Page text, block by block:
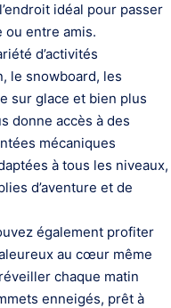
idéal pour passer
ou entre amis.
d’activités
le snowboard, les
sur glace et bien plus
donne accès à des
mécaniques
à tous les niveaux,
d’aventure et de
également profiter
au cœur même
chaque matin
enneigés, prêt à